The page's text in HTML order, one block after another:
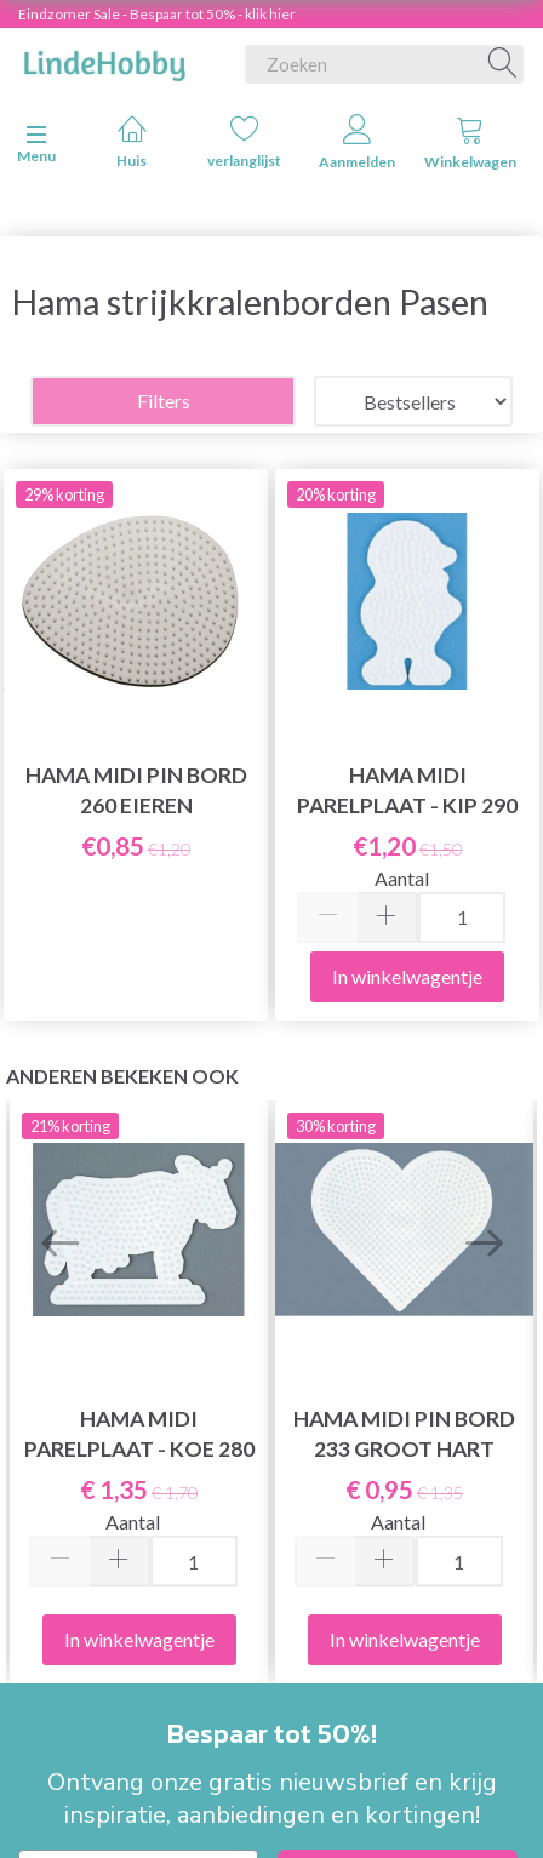
Eindzomer Sale - Bespaar tot 50% - klik hier
Navigatie in-/uitschakelen
Menu
Huis verlanglijst Aanmelden Winkelwagen
Hama strijkkralenborden Pasen
Filters
29% korting
HAMA MIDI PIN BORD
260 EIEREN
€0,85 €1,20
20% korting
HAMA MIDI
PARELPLAAT - KIP 290
€1,20€1,50
Aantal
In winkelwagentje
ANDEREN BEKEKEN OOK
21%korting
HAMA MIDI
PARELPLAAT - KOE 280
€ 1,35 € 1,70
Aantal
In winkelwagentje
30%korting
HAMA MIDI PIN BORD
233 GROOT HART
€ 0,95 € 1,35
Aantal
In winkelwagentje
Bespaar tot 50%!
Ontvang onze gratis nieuwsbrief en krijg
inspiratie, aanbiedingen en kortingen!